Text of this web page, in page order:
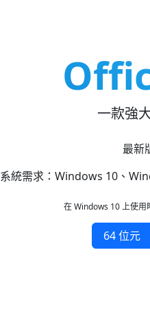
一款強
最新
系統需求：Windows 10、
在 Windows 10 上使用
64 位元